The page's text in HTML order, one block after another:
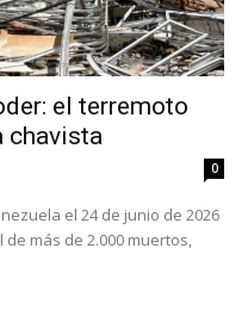
el terremoto
chavista
0
el 24 de junio de 2026
más de 2.000 muertos,